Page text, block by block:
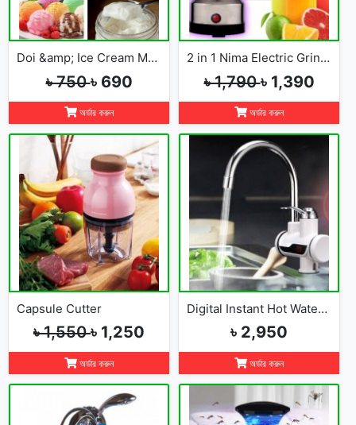
Doi &amp; Ice Cream Maker
৳ 750৳ 690
অর্ডার করুন
2 in 1 Nima Electric Grinder &amp; Blender
৳ 1,790৳ 1,390
অর্ডার করুন
Capsule Cutter
৳ 1,550৳ 1,250
অর্ডার করুন
Digital Instant Hot Water Tap
৳ 2,950
অর্ডার করুন